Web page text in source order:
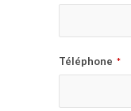
Téléphone *